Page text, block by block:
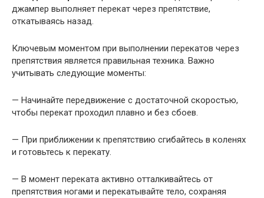
джампер выполняет перекат через препятствие,
откатываясь назад.
Ключевым моментом при выполнении перекатов через
препятствия является правильная техника. Важно
учитывать следующие моменты:
— Начинайте передвижение с достаточной скоростью,
чтобы перекат проходил плавно и без сбоев.
— При приближении к препятствию сгибайтесь в коленях
и готовьтесь к перекату.
— В момент переката активно отталкивайтесь от
препятствия ногами и перекатывайте тело, сохраняя